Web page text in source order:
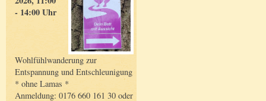
- 14:00 Uhr
Wohlfühlwanderung zur
Entspannung und Entschleunigung
* ohne Lamas *
Anmeldung: 0176 660 161 30 oder